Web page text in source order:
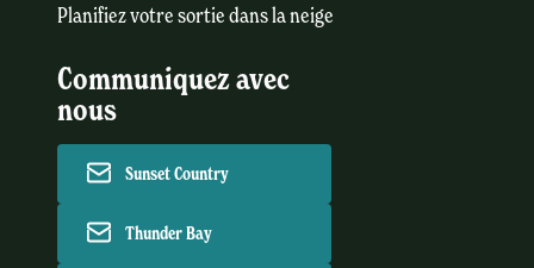
Planifiez votre sortie dans la neige
Communiquez avec
nous
Sunset Country
Thunder Bay